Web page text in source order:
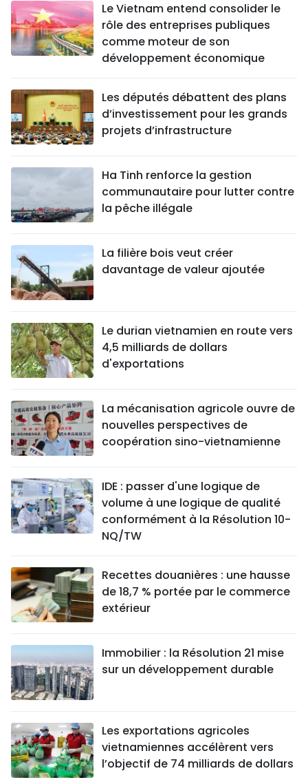
Le Vietnam entend consolider le
rôle des entreprises publiques
comme moteur de son
développement économique
Les députés débattent des plans
d’investissement pour les grands
projets d’infrastructure
Ha Tinh renforce la gestion
communautaire pour lutter contre
la pêche illégale
La filière bois veut créer
davantage de valeur ajoutée
Le durian vietnamien en route vers
4,5 milliards de dollars
d'exportations
La mécanisation agricole ouvre de
nouvelles perspectives de
coopération sino-vietnamienne
IDE : passer d'une logique de
volume à une logique de qualité
conformément à la Résolution 10-
NQ/TW
Recettes douanières : une hausse
de 18,7 % portée par le commerce
extérieur
Immobilier : la Résolution 21 mise
sur un développement durable
Les exportations agricoles
vietnamiennes accélèrent vers
l’objectif de 74 milliards de dollars